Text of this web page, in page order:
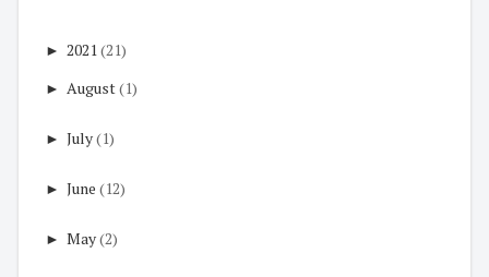
► 2021 (21)
► August(1)
► July(1)
► June (12)
► May(2)